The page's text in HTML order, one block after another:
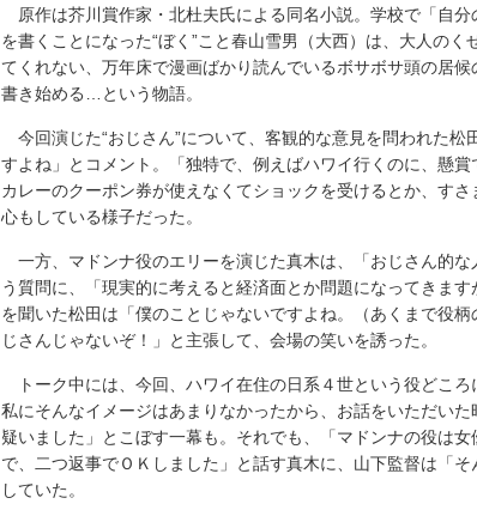
原作は芥川賞作家・北杜夫氏による同名小説。学校で「自
を書くことになった“ぼく”こと春山雪男（大西）は、大人のく
てくれない、万年床で漫画ばかり読んでいるボサボサ頭の居
書き始める…という物語。
今回演じた“おじさん”について、客観的な意見を問われた松
すよね」とコメント。「独特で、例えばハワイ行くのに、懸賞
カレーのクーポン券が使えなくてショックを受けるとか、す
心もしている様子だった。
一方、マドンナ役のエリーを演じた真木は、「おじさん的
う質問に、「現実的に考えると経済面とか問題になってきま
を聞いた松田は「僕のことじゃないですよね。（あくまで役
じさんじゃないぞ！」と主張して、会場の笑いを誘った。
トーク中には、今回、ハワイ在住の日系４世という役どころ
私にそんなイメージはあまりなかったから、お話をいただい
疑いました」とこぼす一幕も。それでも、「マドンナの役は
で、二つ返事でＯＫしました」と話す真木に、山下監督は「
していた。